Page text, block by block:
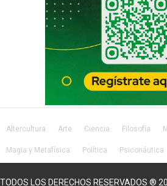
Altercultura Arte Ciencia Filosofía
Magia y Metafísica Política Psiconáutica
TODOS LOS DERECHOS RESERVADOS ®